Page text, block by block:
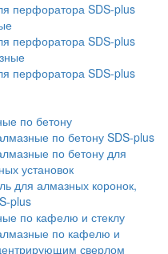
перфоратора SDS-plus
перфоратора SDS-plus
перфоратора SDS-plus
по бетону
по бетону SDS-plus
по бетону для
установок
для алмазных коронок,
plus
по кафелю и стеклу
по кафелю и
сверлом